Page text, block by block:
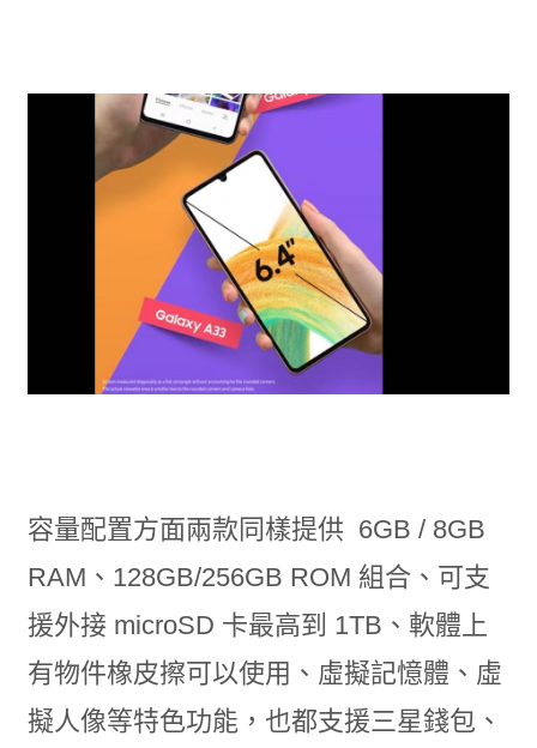
容量配置方面兩款同樣提供 6GB / 8GB
RAM、128GB/256GB ROM 組合、可支
援外接 microSD 卡最高到 1TB、軟體上
有物件橡皮擦可以使用、虛擬記憶體、虛
擬人像等特色功能，也都支援三星錢包、